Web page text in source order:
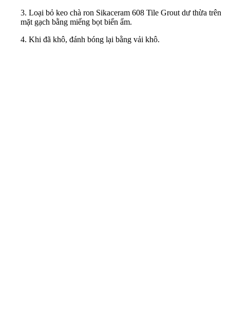
3. Loại bỏ keo chà ron Sikaceram 608 Tile Grout dư thừa trên
mặt gạch bằng miếng bọt biển ẩm.
4. Khi đã khô, đánh bóng lại bằng vải khô.